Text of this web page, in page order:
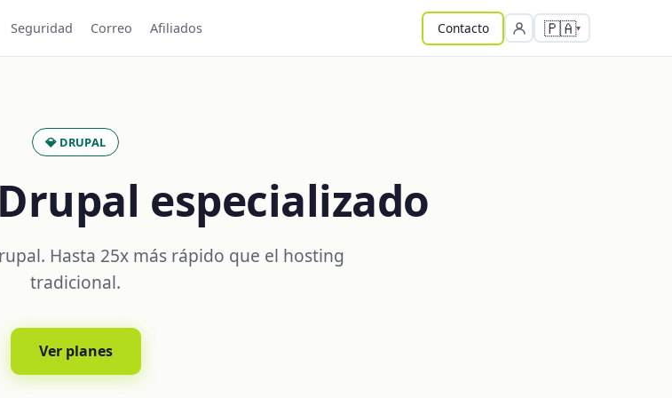
Seguridad Correo Afiliados Contacto 🇵🇦
💎 DRUPAL
especializado
Hasta 25x más rápido que el hosting
tradicional.
Ver planes